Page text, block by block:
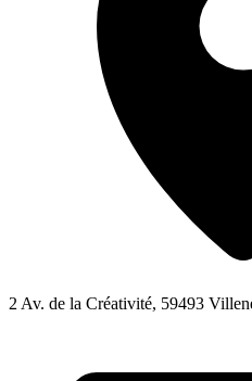
2 Av. de la Créativité, 59493